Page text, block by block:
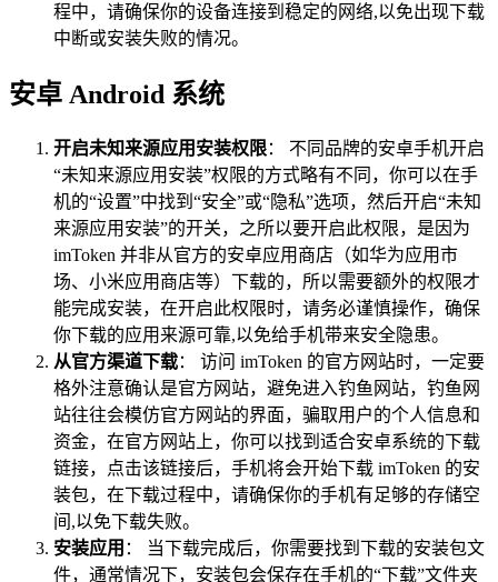
程中，请确保你的设备连接到稳定的网络,以免出现下载
中断或安装失败的情况。
安卓 Android 系统
开启未知来源应用安装权限： 不同品牌的安卓手机开启
“未知来源应用安装”权限的方式略有不同，你可以在手
机的“设置”中找到“安全”或“隐私”选项，然后开启“未知
来源应用安装”的开关，之所以要开启此权限，是因为
imToken 并非从官方的安卓应用商店（如华为应用市
场、小米应用商店等）下载的，所以需要额外的权限才
能完成安装，在开启此权限时，请务必谨慎操作，确保
你下载的应用来源可靠,以免给手机带来安全隐患。
从官方渠道下载： 访问 imToken 的官方网站时，一定要
格外注意确认是官方网站，避免进入钓鱼网站，钓鱼网
站往往会模仿官方网站的界面，骗取用户的个人信息和
资金，在官方网站上，你可以找到适合安卓系统的下载
链接，点击该链接后，手机将会开始下载 imToken 的安
装包，在下载过程中，请确保你的手机有足够的存储空
间,以免下载失败。
安装应用 ： 当下载完成后，你需要找到下载的安装包文
件，通常情况下，安装包会保存在手机的“下载”文件夹